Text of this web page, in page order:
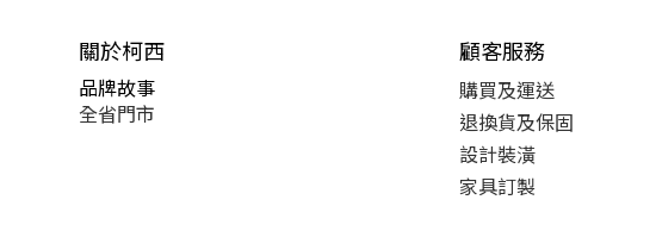
關於柯西
品牌故事
全省門市
顧客服務
購買及運送
退換貨及保固
設計裝潢
家具訂製